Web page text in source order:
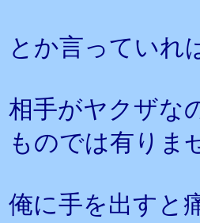
とか言っていれ
相手がヤクザな
ものでは有りま
俺に手を出すと